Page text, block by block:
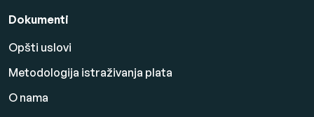
Dokumenti
Opšti uslovi
Metodologija istraživanja plata
O nama